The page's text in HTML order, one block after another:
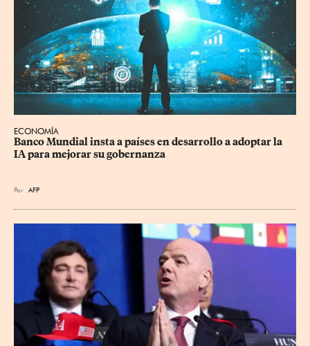
ECONOMÍA
Banco Mundial insta a países en desarrollo a adoptar la
IA para mejorar su gobernanza
Por AFP